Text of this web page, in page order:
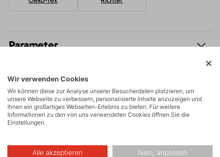
Parameter
Pflege
Wir verwenden Cookies
Wir können diese zur Analyse unserer Besucherdaten platzieren, um
unsere Webseite zu verbessern, personalisierte Inhalte anzuzeigen und
Ihnen ein großartiges Webseiten-Erlebnis zu bieten. Für weitere
Informationen zu den von uns verwendeten Cookies öffnen Sie die
Einstellungen.
Alle akzeptieren Nein, anpassen